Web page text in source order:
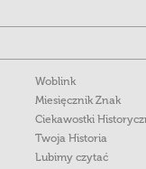
Woblink
Miesięcznik Znak
Ciekawostki
Twoja Historia
Lubimy czytać